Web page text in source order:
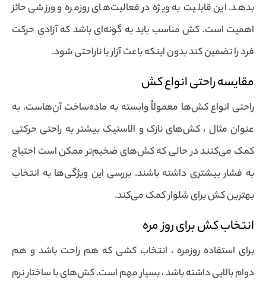
بدهد. این قابلیت به ویژه در فعالیت‌های روزمره و ورزشی حائز
اهمیت است. کش مناسب باید به گونه‌ای باشد که آزادی حرکت
فرد را تضمین کند بدون اینکه باعث آزار یا ناراحتی شود.
مقایسه راحتی انواع کش
راحتی انواع کش‌ها معمولاً وابسته به ماده‌ساخت آن‌هاست. به
عنوان مثال ، کش‌های نازک و الاستیک بیشتر به راحتی حرکتی
کمک می‌کنند در حالی که کش‌های ضخیم‌تر ممکن است احتیاج
به فشار بیشتری داشته باشند. بررسی این ویژگی‌ها به انتخاب
بهترین کش برای شلوار کمک می‌کند.
انتخاب کش برای روز مره
برای استفاده روزمره ، انتخاب کشی که هم راحت باشد و هم
دوام بالایی داشته باشد ، بسیار مهم است. کش‌های با ساختار نرم